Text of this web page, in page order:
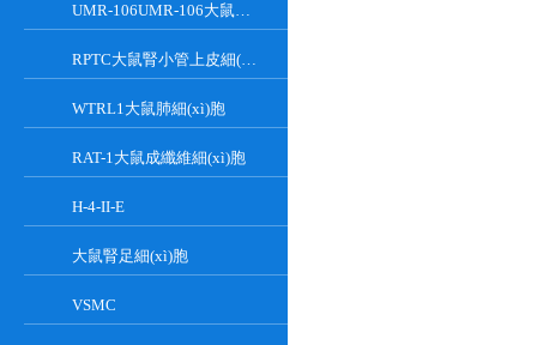
UMR-106UMR-106大鼠骨肉瘤細(xì)胞
RPTC大鼠腎小管上皮細(xì)胞
WTRL1大鼠肺細(xì)胞
RAT-1大鼠成纖維細(xì)胞
H-4-II-E
大鼠腎足細(xì)胞
VSMC